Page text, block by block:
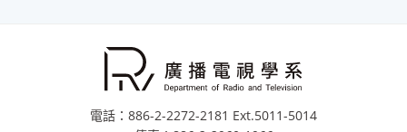
電話：886-2-2272-2181 Ext.5011-5014